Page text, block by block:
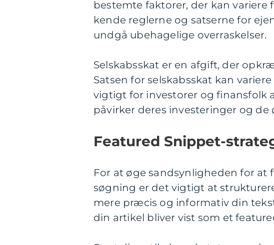
bestemte faktorer, der kan
kende reglerne og satserne for
undgå ubehagelige overraskelser.
Selskabsskat er en afgift, der
Satsen for selskabsskat kan
vigtigt for investorer og finansfolk
påvirker deres investeringer og
Featured Snippet-
For at øge sandsynligheden for at
søgning er det vigtigt at
mere præcis og informativ din
din artikel bliver vist som et